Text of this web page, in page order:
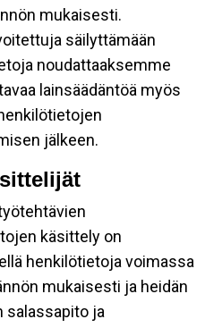
mukaisesti.
säilyttämään
noudattaaksemme
lainsäädäntöä myös
jälkeen.
käsittely on
henkilötietoja voimassa
mukaisesti ja heidän
salassapito ja